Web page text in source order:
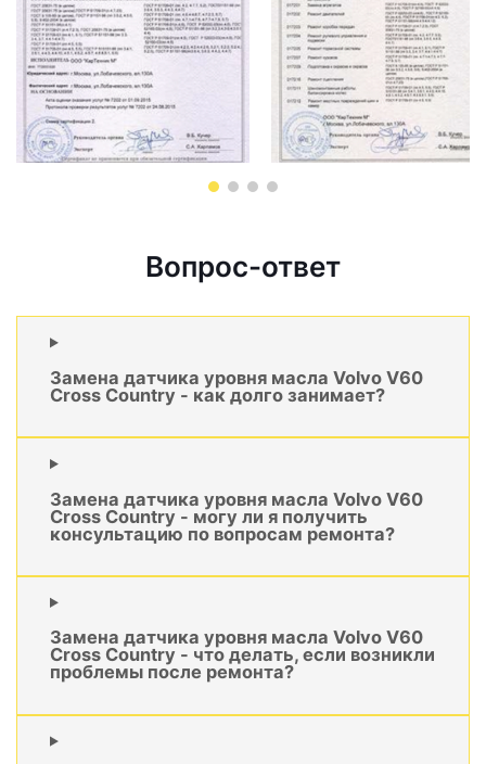
Вопрос-ответ
Замена датчика уровня масла Volvo V60
Cross Country - как долго занимает?
Замена датчика уровня масла Volvo V60
Cross Country - могу ли я получить
консультацию по вопросам ремонта?
Замена датчика уровня масла Volvo V60
Cross Country - что делать, если возникли
проблемы после ремонта?